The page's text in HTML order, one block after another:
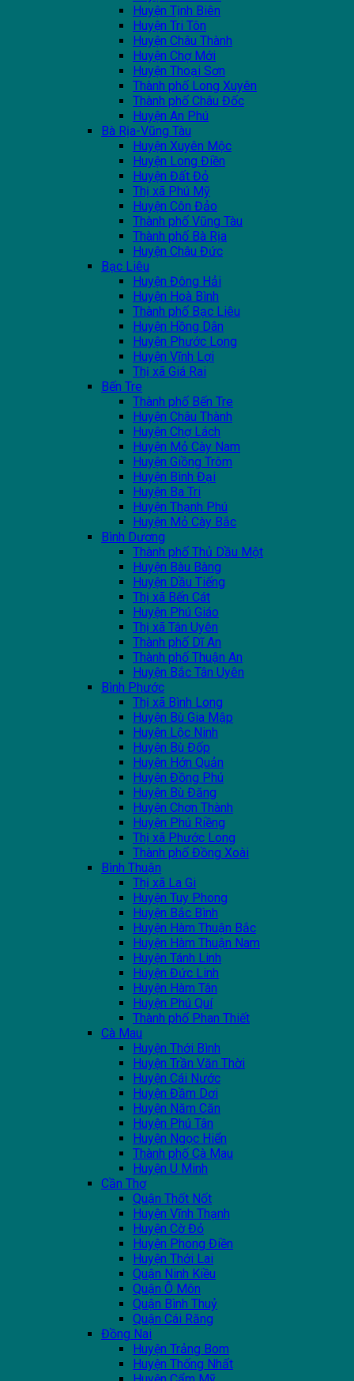
Huyện Tịnh Biên
Huyện Tri Tôn
Huyện Châu Thành
Huyện Chợ Mới
Huyện Thoại Sơn
Thành phố Long Xuyên
Thành phố Châu Đốc
Huyện An Phú
Bà Rịa-Vũng Tàu
Huyện Xuyên Mộc
Huyện Long Điền
Huyện Đất Đỏ
Thị xã Phú Mỹ
Huyện Côn Đảo
Thành phố Vũng Tàu
Thành phố Bà Rịa
Huyện Châu Đức
Bạc Liêu
Huyện Đông Hải
Huyện Hoà Bình
Thành phố Bạc Liêu
Huyện Hồng Dân
Huyện Phước Long
Huyện Vĩnh Lợi
Thị xã Giá Rai
Bến Tre
Thành phố Bến Tre
Huyện Châu Thành
Huyện Chợ Lách
Huyện Mỏ Cày Nam
Huyện Giồng Trôm
Huyện Bình Đại
Huyện Ba Tri
Huyện Thạnh Phú
Huyện Mỏ Cày Bắc
Bình Dương
Thành phố Thủ Dầu Một
Huyện Bàu Bàng
Huyện Dầu Tiếng
Thị xã Bến Cát
Huyện Phú Giáo
Thị xã Tân Uyên
Thành phố Dĩ An
Thành phố Thuận An
Huyện Bắc Tân Uyên
Bình Phước
Thị xã Bình Long
Huyện Bù Gia Mập
Huyện Lộc Ninh
Huyện Bù Đốp
Huyện Hớn Quản
Huyện Đồng Phú
Huyện Bù Đăng
Huyện Chơn Thành
Huyện Phú Riềng
Thị xã Phước Long
Thành phố Đồng Xoài
Bình Thuận
Thị xã La Gi
Huyện Tuy Phong
Huyện Bắc Bình
Huyện Hàm Thuận Bắc
Huyện Hàm Thuận Nam
Huyện Tánh Linh
Huyện Đức Linh
Huyện Hàm Tân
Huyện Phú Quí
Thành phố Phan Thiết
Cà Mau
Huyện Thới Bình
Huyện Trần Văn Thời
Huyện Cái Nước
Huyện Đầm Dơi
Huyện Năm Căn
Huyện Phú Tân
Huyện Ngọc Hiển
Thành phố Cà Mau
Huyện U Minh
Cần Thơ
Quận Thốt Nốt
Huyện Vĩnh Thạnh
Huyện Cờ Đỏ
Huyện Phong Điền
Huyện Thới Lai
Quận Ninh Kiều
Quận Ô Môn
Quận Bình Thuỷ
Quận Cái Răng
Đồng Nai
Huyện Trảng Bom
Huyện Thống Nhất